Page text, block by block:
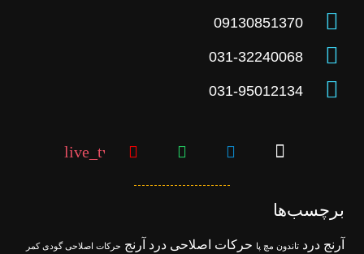
09130851370
031-32240068
031-95012134
live_tv
برچسب‌ها
آرنج درد تاندون مچ پا حرکات اصلاحی درد آرنج حرکات اصلاحی گودی کمر